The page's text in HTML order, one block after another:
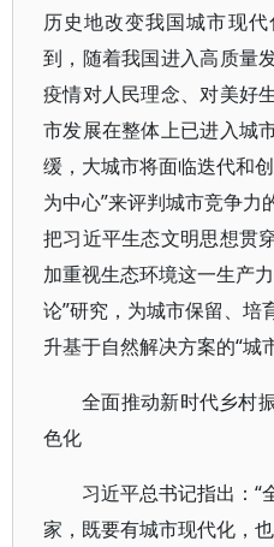
历史地改变我国城市现
到，随着我国进入高质量
疫情对人民理念、对美好
市发展在整体上已进入城
缓，大城市将面临迭代和
为中心”来评判城市竞争力
把习近平生态文明思想贯
加重视生态环境这一生产
论”研究，为城市保留、培
升基于自然解决方案的“城
全面推动新时代乡村
色化
习近平总书记指出：“
家，既要有城市现代化，